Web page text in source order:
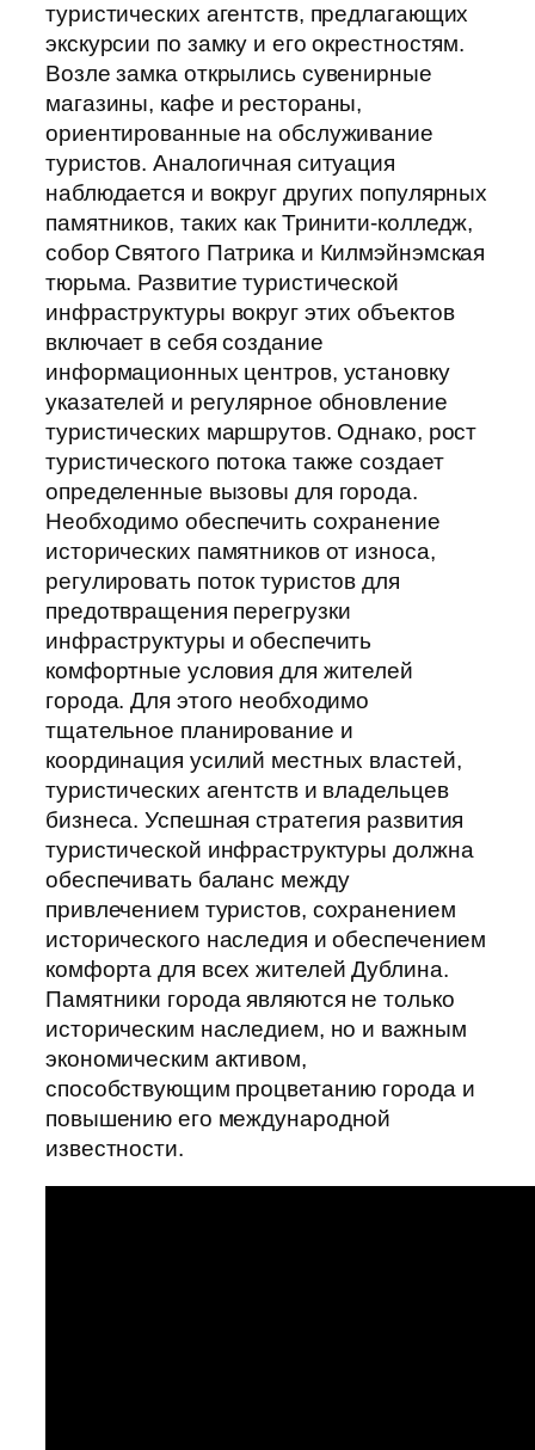
туристических агентств, предлагающих
экскурсии по замку и его окрестностям.
Возле замка открылись сувенирные
магазины, кафе и рестораны,
ориентированные на обслуживание
туристов. Аналогичная ситуация
наблюдается и вокруг других популярных
памятников, таких как Тринити-колледж,
собор Святого Патрика и Килмэйнэмская
тюрьма. Развитие туристической
инфраструктуры вокруг этих объектов
включает в себя создание
информационных центров, установку
указателей и регулярное обновление
туристических маршрутов. Однако, рост
туристического потока также создает
определенные вызовы для города.
Необходимо обеспечить сохранение
исторических памятников от износа,
регулировать поток туристов для
предотвращения перегрузки
инфраструктуры и обеспечить
комфортные условия для жителей
города. Для этого необходимо
тщательное планирование и
координация усилий местных властей,
туристических агентств и владельцев
бизнеса. Успешная стратегия развития
туристической инфраструктуры должна
обеспечивать баланс между
привлечением туристов, сохранением
исторического наследия и обеспечением
комфорта для всех жителей Дублина.
Памятники города являются не только
историческим наследием, но и важным
экономическим активом,
способствующим процветанию города и
повышению его международной
известности.